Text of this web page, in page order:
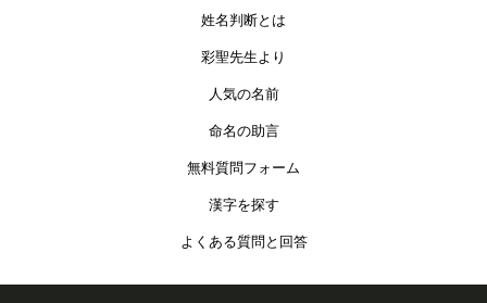
姓名判断とは
彩聖先生より
人気の名前
命名の助言
無料質問フォーム
漢字を探す
よくある質問と回答